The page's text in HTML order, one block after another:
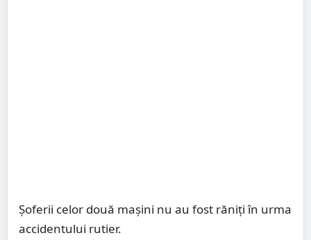
Șoferii celor două mașini nu au fost răniți în urma
accidentului rutier.